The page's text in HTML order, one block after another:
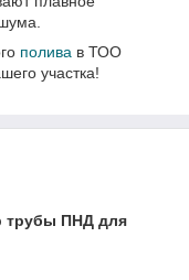
полива в ТОО
участка!
трубы ПНД для